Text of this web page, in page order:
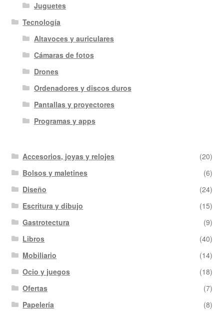
Juguetes
Tecnología
Altavoces y auriculares
Cámaras de fotos
Drones
Ordenadores y discos duros
Pantallas y proyectores
Programas y apps
Accesorios, joyas y relojes
(20)
Bolsos y maletines
(6)
Diseño
(24)
Escritura y dibujo
(15)
Gastrotectura
(9)
Libros
(40)
Mobiliario
(14)
Ocio y juegos
(18)
Ofertas
(7)
Papelería
(8)